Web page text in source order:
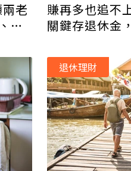
老
退
賺再多也追不
關鍵存退休金
退休理財